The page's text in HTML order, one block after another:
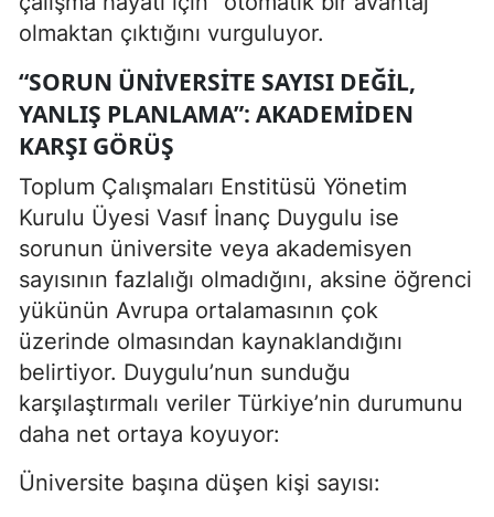
olmaktan çıktığını vurguluyor.
“SORUN ÜNIVERSITE SAYISI DEĞIL,
YANLIŞ PLANLAMA”: AKADEMIDEN
KARŞI GÖRÜŞ
Toplum Çalışmaları Enstitüsü Yönetim
Kurulu Üyesi Vasıf İnanç Duygulu ise
sorunun üniversite veya akademisyen
sayısının fazlalığı olmadığını, aksine öğrenci
yükünün Avrupa ortalamasının çok
üzerinde olmasından kaynaklandığını
belirtiyor. Duygulu’nun sunduğu
karşılaştırmalı veriler Türkiye’nin durumunu
daha net ortaya koyuyor:
Üniversite başına düşen kişi sayısı: